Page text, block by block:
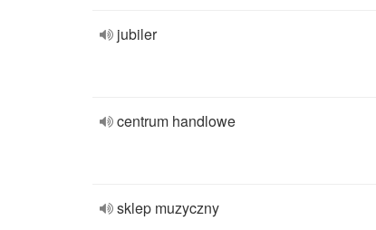
jubiler
centrum handlowe
sklep muzyczny